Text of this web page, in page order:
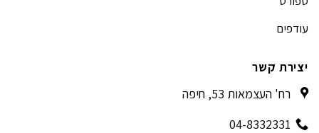
עודפים
יצירת קשר
רח' העצמאות 53, חיפה
04-8332331